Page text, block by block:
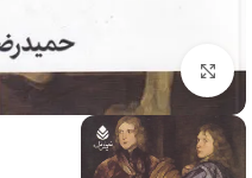
برای بزرگنمایی کلیک کنید